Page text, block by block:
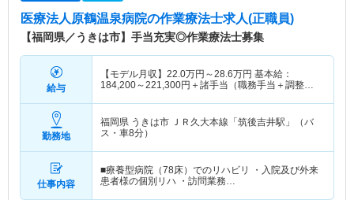
医療法人原鶴温泉病院の作業療法士求人(正職員)
【福岡県／うきは市】手当充実◎作業療法士募集
給与
【モデル月収】 22.0万円～28.6万円 基本給：
184,200～221,300円＋諸手当（職務手当＋調整手
勤務地
福岡県 うきは市 ＪＲ久大本線「筑後吉井駅」（バ
ス・車8分）
仕事内容
■療養型病院（78床）でのリハビリ ・入院及び外来
患者様の個別リハ ・訪問業務…